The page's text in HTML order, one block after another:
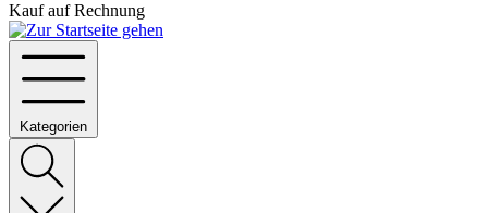
Kauf auf Rechnung
Kategorien